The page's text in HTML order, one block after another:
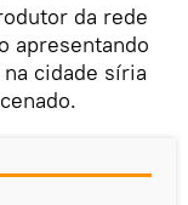
da rede
apresentando
cidade síria